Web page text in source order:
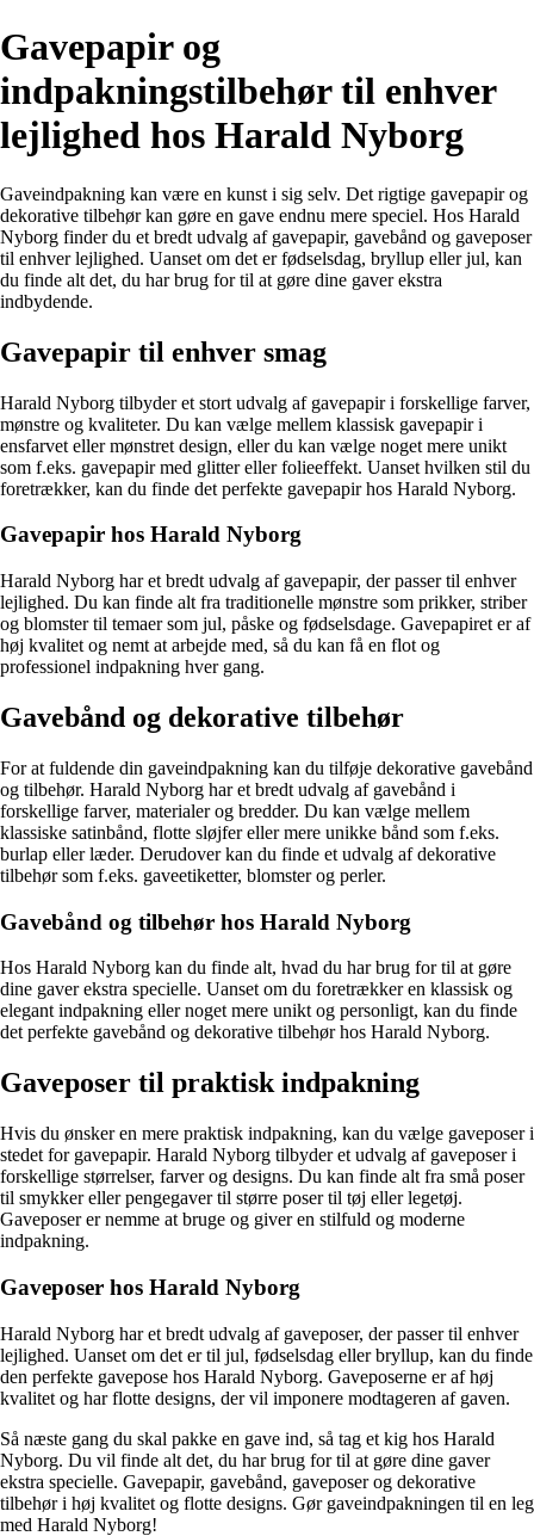
Gavepapir og
indpakningstilbehør til enhver
lejlighed hos Harald Nyborg
Gaveindpakning kan være en kunst i sig selv. Det rigtige gavepapir og
dekorative tilbehør kan gøre en gave endnu mere speciel. Hos Harald
Nyborg finder du et bredt udvalg af gavepapir, gavebånd og gaveposer
til enhver lejlighed. Uanset om det er fødselsdag, bryllup eller jul, kan
du finde alt det, du har brug for til at gøre dine gaver ekstra
indbydende.
Gavepapir til enhver smag
Harald Nyborg tilbyder et stort udvalg af gavepapir i forskellige farver,
mønstre og kvaliteter. Du kan vælge mellem klassisk gavepapir i
ensfarvet eller mønstret design, eller du kan vælge noget mere unikt
som f.eks. gavepapir med glitter eller folieeffekt. Uanset hvilken stil du
foretrækker, kan du finde det perfekte gavepapir hos Harald Nyborg.
Gavepapir hos Harald Nyborg
Harald Nyborg har et bredt udvalg af gavepapir, der passer til enhver
lejlighed. Du kan finde alt fra traditionelle mønstre som prikker, striber
og blomster til temaer som jul, påske og fødselsdage. Gavepapiret er af
høj kvalitet og nemt at arbejde med, så du kan få en flot og
professionel indpakning hver gang.
Gavebånd og dekorative tilbehør
For at fuldende din gaveindpakning kan du tilføje dekorative gavebånd
og tilbehør. Harald Nyborg har et bredt udvalg af gavebånd i
forskellige farver, materialer og bredder. Du kan vælge mellem
klassiske satinbånd, flotte sløjfer eller mere unikke bånd som f.eks.
burlap eller læder. Derudover kan du finde et udvalg af dekorative
tilbehør som f.eks. gaveetiketter, blomster og perler.
Gavebånd og tilbehør hos Harald Nyborg
Hos Harald Nyborg kan du finde alt, hvad du har brug for til at gøre
dine gaver ekstra specielle. Uanset om du foretrækker en klassisk og
elegant indpakning eller noget mere unikt og personligt, kan du finde
det perfekte gavebånd og dekorative tilbehør hos Harald Nyborg.
Gaveposer til praktisk indpakning
Hvis du ønsker en mere praktisk indpakning, kan du vælge gaveposer i
stedet for gavepapir. Harald Nyborg tilbyder et udvalg af gaveposer i
forskellige størrelser, farver og designs. Du kan finde alt fra små poser
til smykker eller pengegaver til større poser til tøj eller legetøj.
Gaveposer er nemme at bruge og giver en stilfuld og moderne
indpakning.
Gaveposer hos Harald Nyborg
Harald Nyborg har et bredt udvalg af gaveposer, der passer til enhver
lejlighed. Uanset om det er til jul, fødselsdag eller bryllup, kan du finde
den perfekte gavepose hos Harald Nyborg. Gaveposerne er af høj
kvalitet og har flotte designs, der vil imponere modtageren af gaven.
Så næste gang du skal pakke en gave ind, så tag et kig hos Harald
Nyborg. Du vil finde alt det, du har brug for til at gøre dine gaver
ekstra specielle. Gavepapir, gavebånd, gaveposer og dekorative
tilbehør i høj kvalitet og flotte designs. Gør gaveindpakningen til en leg
med Harald Nyborg!